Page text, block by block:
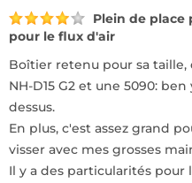
Plein de place
pour le flux d'air
Boîtier retenu pour sa
NH-D15 G2 et une 5090:
dessus.
En plus, c'est assez grand
visser avec mes grosses
Il y a des particularités pour